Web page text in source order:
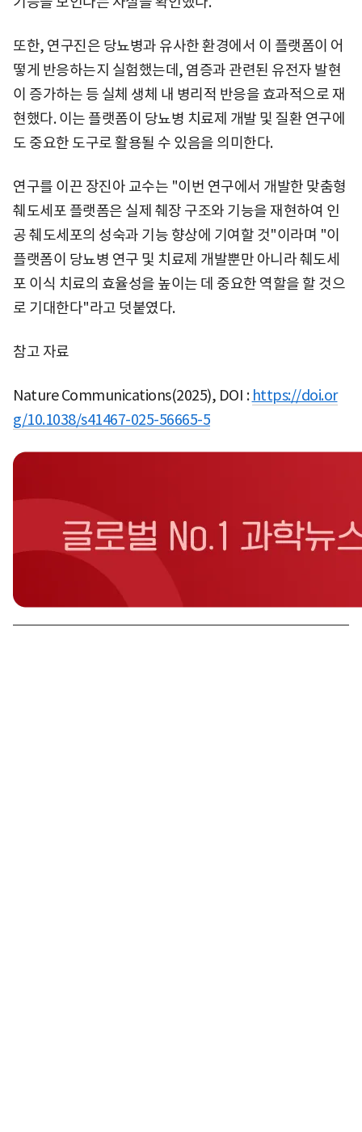
또한, 연구진은 당뇨병과 유사한 환경에서 이 플랫폼이 어
떻게 반응하는지 실험했는데, 염증과 관련된 유전자 발현
이 증가하는 등 실체 생체 내 병리적 반응을 효과적으로 재
현했다. 이는 플랫폼이 당뇨병 치료제 개발 및 질환 연구에
도 중요한 도구로 활용될 수 있음을 의미한다.
연구를 이끈 장진아 교수는 "이번 연구에서 개발한 맞춤형
췌도세포 플랫폼은 실제 췌장 구조와 기능을 재현하여 인
공 췌도세포의 성숙과 기능 향상에 기여할 것"이라며 "이
플랫폼이 당뇨병 연구 및 치료제 개발뿐만 아니라 췌도세
포 이식 치료의 효율성을 높이는 데 중요한 역할을 할 것으
로 기대한다"라고 덧붙였다.
참고 자료
Nature Communications(2025), DOI : https://doi.or
g/10.1038/s41467-025-56665-5